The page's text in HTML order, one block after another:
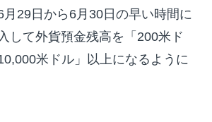
月29日から6月30日の早い時間に
して外貨預金残高を「200米ド
米ドル」以上になるように